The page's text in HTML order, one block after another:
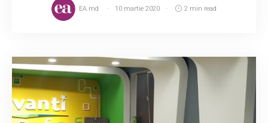
EA.md 10 martie 2020 2 min read